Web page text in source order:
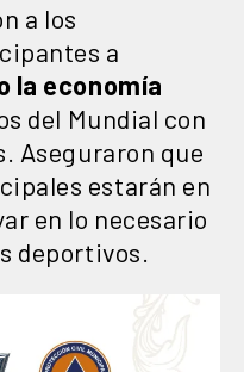
a los
a
la economía
del Mundial con
Aseguraron que
estarán en
en lo necesario
deportivos.